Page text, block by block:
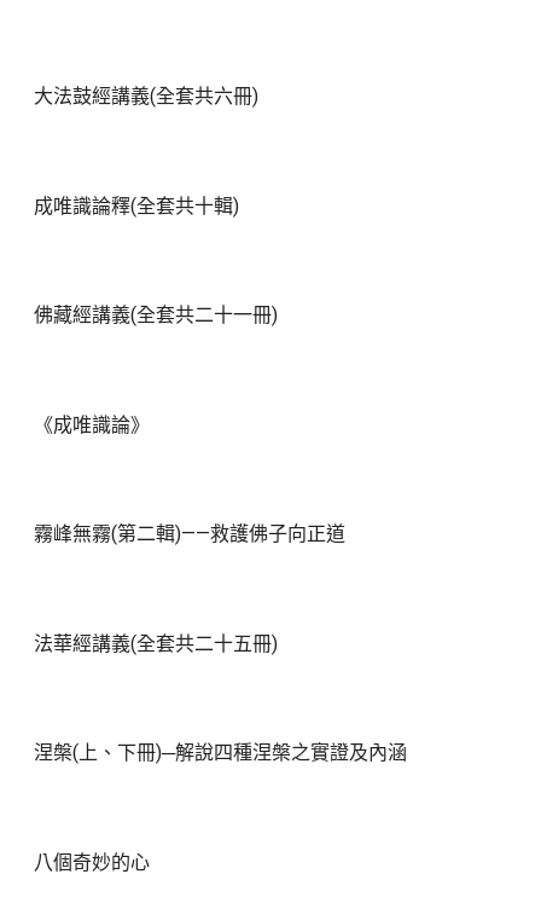
大法鼓經講義(全套共六冊)
成唯識論釋(全套共十輯)
佛藏經講義(全套共二十一冊)
《成唯識論》
霧峰無霧(第二輯)——救護佛子向正道
法華經講義(全套共二十五冊)
涅槃(上、下冊)─解說四種涅槃之實證及內涵
八個奇妙的心